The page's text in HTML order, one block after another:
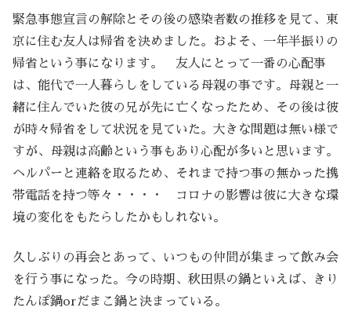
緊急事態宣言の解除とその後の感染者数の推移を見て、東
京に住む友人は帰省を決めました。およそ、一年半振りの
帰省という事になります。 友人にとって一番の心配事
は、能代で一人暮らしをしている母親の事です。母親と一
緒に住んでいた彼の兄が先に亡くなったため、その後は彼
が時々帰省をして状況を見ていた。大きな問題は無い様で
すが、母親は高齢という事もあり心配が多いと思います。
ヘルパーと連絡を取るため、それまで持つ事の無かった携
帯電話を持つ等々・・・・ コロナの影響は彼に大きな環
境の変化をもたらしたかもしれない。
久しぶりの再会とあって、いつもの仲間が集まって飲み会
を行う事になった。今の時期、秋田県の鍋といえば、きり
たんぽ鍋orだまこ鍋と決まっている。